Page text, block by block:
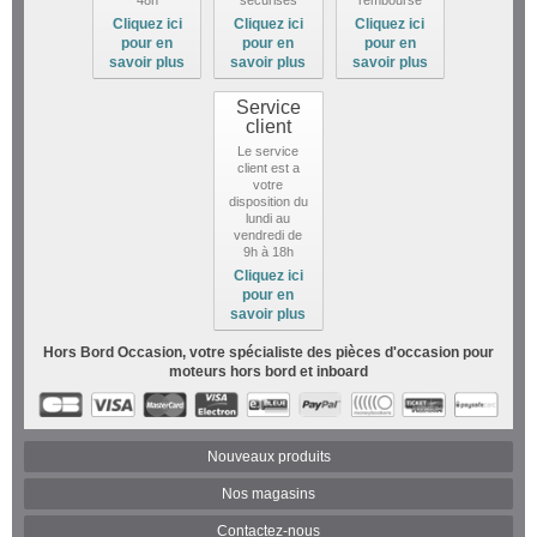
Cliquez ici
pour en
savoir plus
Cliquez ici
pour en
savoir plus
Cliquez ici
pour en
savoir plus
Service
client
Le service
client est a
votre
disposition du
lundi au
vendredi de
9h à 18h
Cliquez ici
pour en
savoir plus
Hors Bord Occasion, votre spécialiste des pièces d'occasion pour
moteurs hors bord et inboard
Nouveaux produits
Nos magasins
Contactez-nous